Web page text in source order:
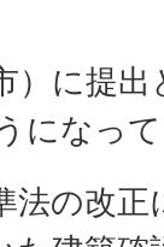
）に提
になっ
法の改